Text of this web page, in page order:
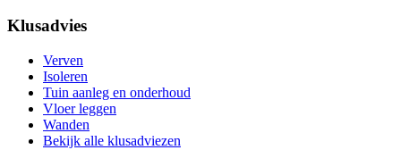
Klusadvies
Verven
Isoleren
Tuin aanleg en onderhoud
Vloer leggen
Wanden
Bekijk alle klusadviezen